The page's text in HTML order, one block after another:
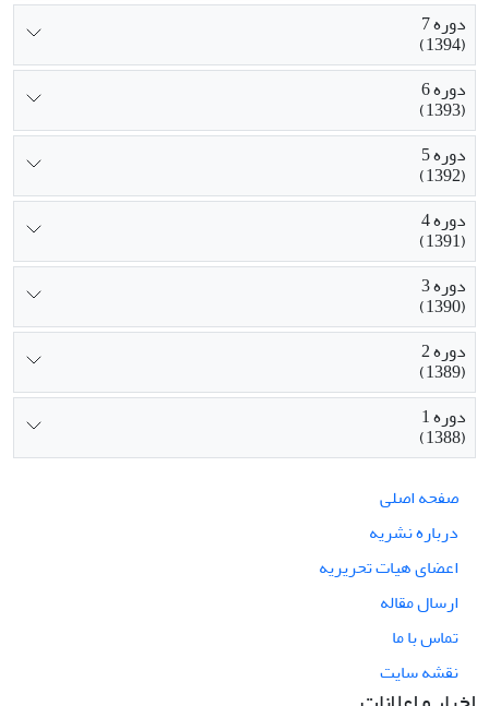
دوره 7
(1394)
دوره 6
(1393)
دوره 5
(1392)
دوره 4
(1391)
دوره 3
(1390)
دوره 2
(1389)
دوره 1
(1388)
صفحه اصلی
درباره نشریه
اعضای هیات تحریریه
ارسال مقاله
تماس با ما
نقشه سایت